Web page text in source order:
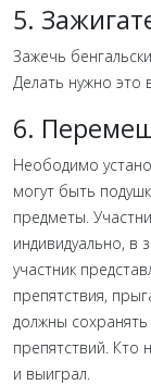
5.
Зажечь
Делать нужно
6.
Неободимо
могут быть
предметы.
индивидуально, в
участник
препятствия,
должны
препятствий.
и выиграл.